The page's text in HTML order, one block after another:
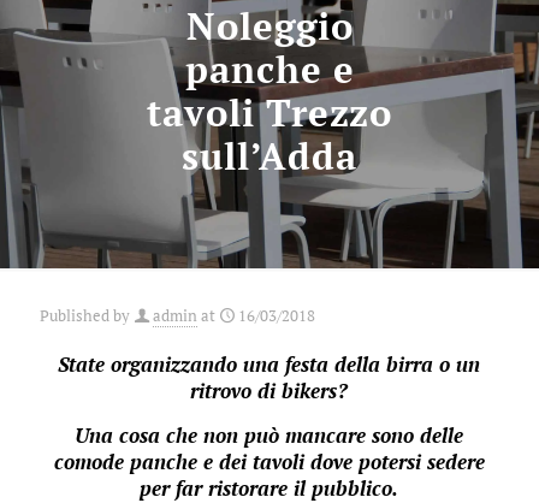
Noleggio
panche e
tavoli Trezzo
sull’Adda
Published by admin at 16/03/2018
State organizzando una festa della birra o un
ritrovo di bikers?
Una cosa che non può mancare sono delle
comode panche e dei tavoli dove potersi sedere
per far ristorare il pubblico.